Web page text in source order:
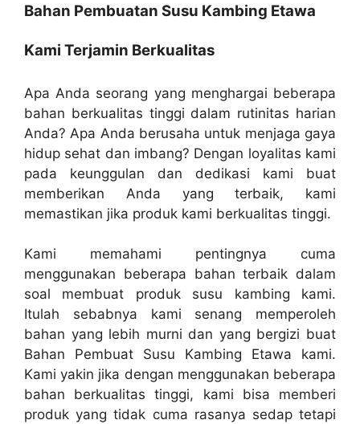
Bahan Pembuatan Susu Kambing Etawa
Kami Terjamin Berkualitas
Apa Anda seorang yang menghargai beberapa
bahan berkualitas tinggi dalam rutinitas harian
Anda? Apa Anda berusaha untuk menjaga gaya
hidup sehat dan imbang? Dengan loyalitas kami
pada keunggulan dan dedikasi kami buat
memberikan Anda yang terbaik, kami
memastikan jika produk kami berkualitas tinggi.
Kami memahami pentingnya cuma
menggunakan beberapa bahan terbaik dalam
soal membuat produk susu kambing kami.
Itulah sebabnya kami senang memperoleh
bahan yang lebih murni dan yang bergizi buat
Bahan Pembuat Susu Kambing Etawa kami.
Kami yakin jika dengan menggunakan beberapa
bahan berkualitas tinggi, kami bisa memberi
produk yang tidak cuma rasanya sedap tetapi